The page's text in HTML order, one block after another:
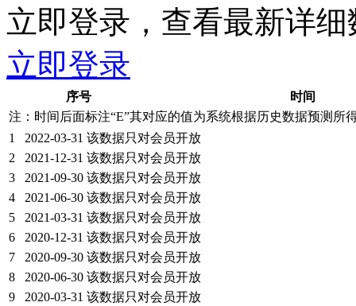
立即登录，查看最新详细
立即登录
序号
时间
注：时间后面标注“E”其对应的值为系统根据历史数据预测所
1
2022-03-31 该数据只对会员开放
2
2021-12-31 该数据只对会员开放
3
2021-09-30 该数据只对会员开放
4
2021-06-30 该数据只对会员开放
5
2021-03-31 该数据只对会员开放
6
2020-12-31 该数据只对会员开放
7
2020-09-30 该数据只对会员开放
8
2020-06-30 该数据只对会员开放
9
2020-03-31 该数据只对会员开放